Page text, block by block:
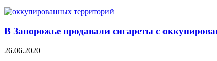
В Запорожье продавали сигареты с
26.06.2020